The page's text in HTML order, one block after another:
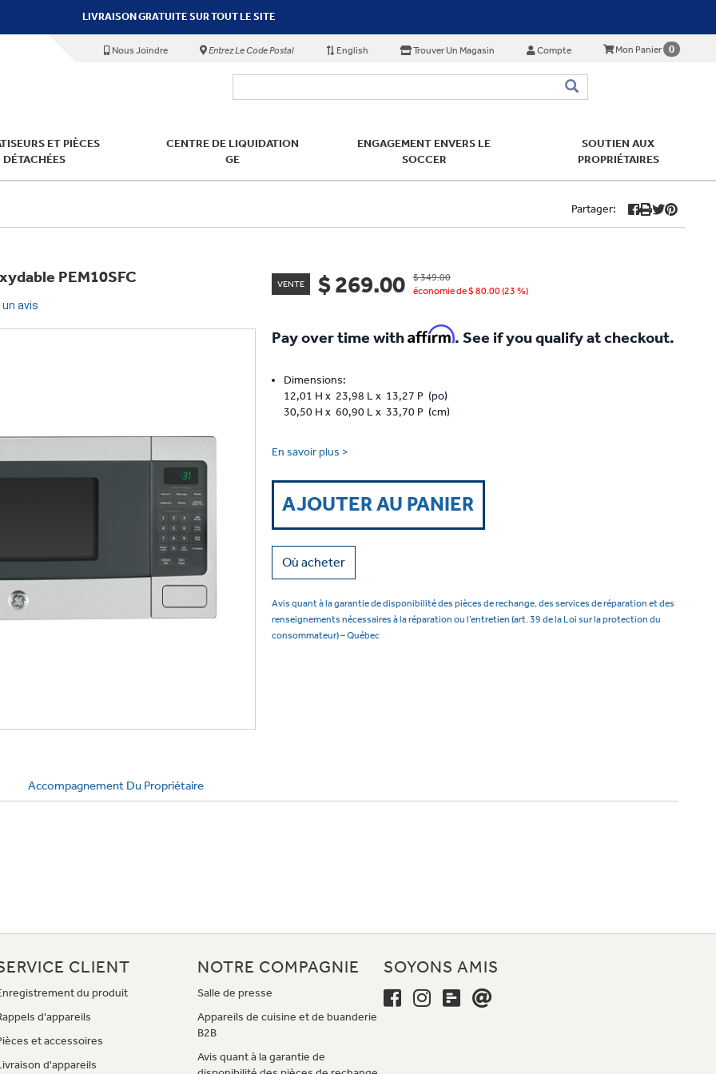
LIVRAISON GRATUITE SUR TOUT LE SITE
Nous Joindre Entrez Le Code Postal English Trouver Un Magasin Compte Mon Panier 0
ET PIÈCES
DÉTACHÉES
CENTRE DE LIQUIDATION
GE
ENGAGEMENT ENVERS LE
SOCCER
SOUTIEN AUX
PROPRIÉTAIRES
Partager:
PEM10SFC
un avis
VENTE $ 269.00
$ 349.00
économie de $ 80.00 (23 %)
Pay over time withAffirm. See if you qualify at checkout.
Dimensions:
12,01 H x 23,98 L x 13,27 P (po)
30,50 H x 60,90 L x 33,70 P (cm)
En savoir plus >
AJOUTER AU PANIER
Où acheter
Avis quant à la garantie de disponibilité des pièces de rechange, des services de réparation et des
renseignements nécessaires à la réparation ou l’entretien (art. 39 de la Loi sur la protection du
consommateur) – Québec
Accompagnement Du Propriétaire
CLIENT
du produit
d'appareils
et accessoires
d'appareils
NOTRE COMPAGNIE
Salle de presse
Appareils de cuisine et de buanderie
B2B
Avis quant à la garantie de
SOYONS AMIS